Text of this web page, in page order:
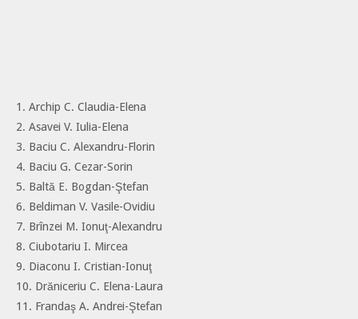
1. Archip C. Claudia-Elena
2. Asavei V. Iulia-Elena
3. Baciu C. Alexandru-Florin
4. Baciu G. Cezar-Sorin
5. Baltă E. Bogdan-Ştefan
6. Beldiman V. Vasile-Ovidiu
7. Brînzei M. Ionuţ-Alexandru
8. Ciubotariu I. Mircea
9. Diaconu I. Cristian-Ionuţ
10. Drăniceriu C. Elena-Laura
11. Frandaş A. Andrei-Ştefan